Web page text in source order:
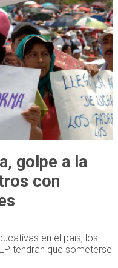
golpe a la
con
en el país, los
tendrán que someterse